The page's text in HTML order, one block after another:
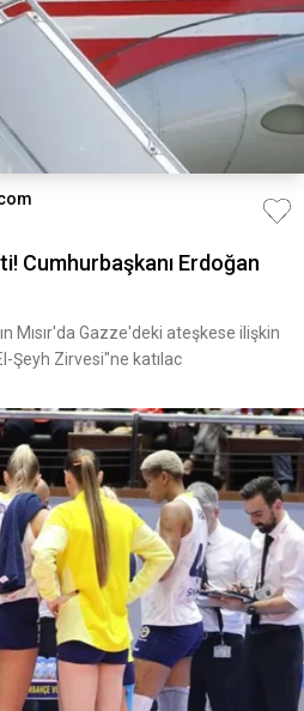
Cumhurbaşkanı Erdoğan
Mısır'da Gazze'deki ateşkese ilişkin
Şeyh Zirvesi"ne katılac